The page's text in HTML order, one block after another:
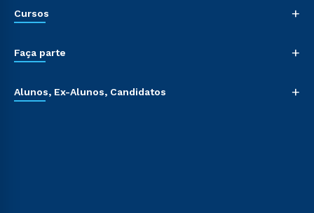
Cursos +
Faça parte +
Alunos, Ex-Alunos, Candidatos +